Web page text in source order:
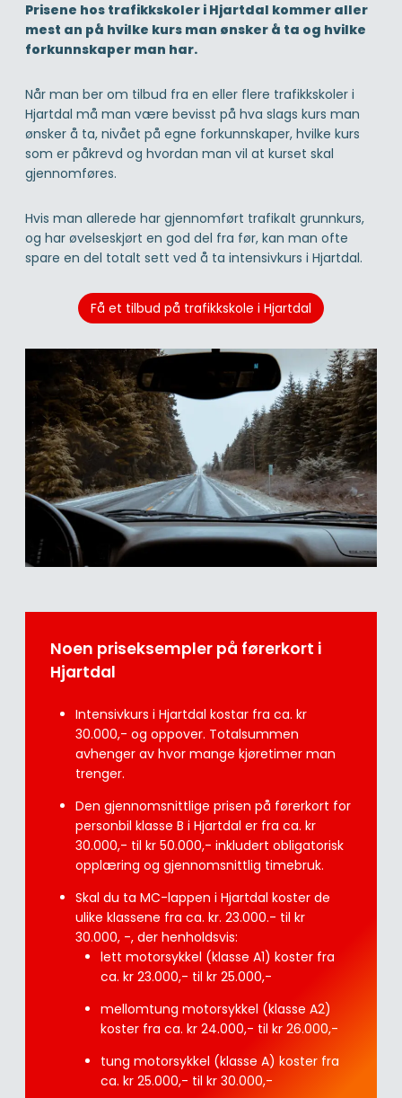
Prisene hos trafikkskoler i Hjartdal kommer aller
mest an på hvilke kurs man ønsker å ta og hvilke
forkunnskaper man har.
Når man ber om tilbud fra en eller flere trafikkskoler i
Hjartdal må man være bevisst på hva slags kurs man
ønsker å ta, nivået på egne forkunnskaper, hvilke kurs
som er påkrevd og hvordan man vil at kurset skal
gjennomføres.
Hvis man allerede har gjennomført trafikalt grunnkurs,
og har øvelseskjørt en god del fra før, kan man ofte
spare en del totalt sett ved å ta intensivkurs i Hjartdal.
Få et tilbud på trafikkskole i Hjartdal
Noen priseksempler på førerkort i
Hjartdal
Intensivkurs i Hjartdal kostar fra ca. kr
30.000,- og oppover. Totalsummen
avhenger av hvor mange kjøretimer man
trenger.
Den gjennomsnittlige prisen på førerkort for
personbil klasse B i Hjartdal er fra ca. kr
30.000,- til kr 50.000,- inkludert obligatorisk
opplæring og gjennomsnittlig timebruk.
Skal du ta MC-lappen i Hjartdal koster de
ulike klassene fra ca. kr. 23.000.- til kr
30.000, -, der henholdsvis:
lett motorsykkel (klasse A1) koster fra
ca. kr 23.000,- til kr 25.000,-
mellomtung motorsykkel (klasse A2)
koster fra ca. kr 24.000,- til kr 26.000,-
tung motorsykkel (klasse A) koster fra
ca. kr 25.000,- til kr 30.000,-